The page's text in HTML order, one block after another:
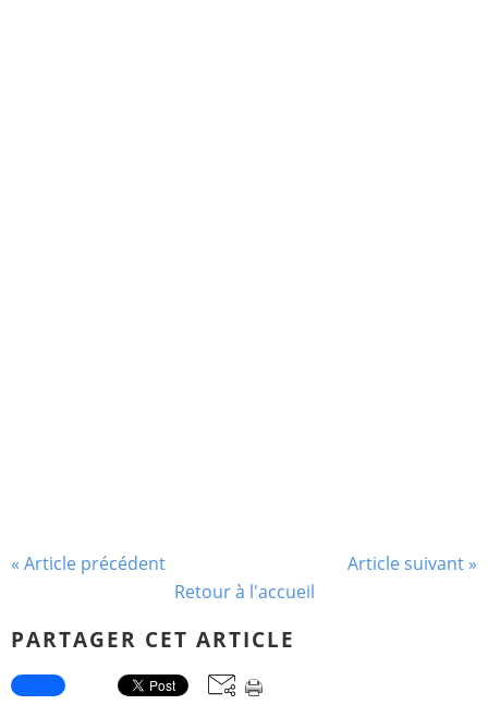
« Article précédent
Article suivant »
Retour à l'accueil
PARTAGER CET ARTICLE